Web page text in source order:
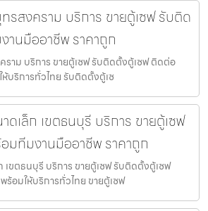
รสงคราม บริการ ขายตู้เซฟ รับติด
านมืออาชีพ ราคาถูก
าม บริการ ขายตู้เซฟ รับติดตั้งตู้เซฟ ติดต่อ
บริการทั่วไทย รับติดตั้งตู้เซ
ดเล็ก เขตธนบุรี บริการ ขายตู้เซฟ
มทีมงานมืออาชีพ ราคาถูก
เขตธนบุรี บริการ ขายตู้เซฟ รับติดตั้งตู้เซฟ
อมให้บริการทั่วไทย ขายตู้เซฟ